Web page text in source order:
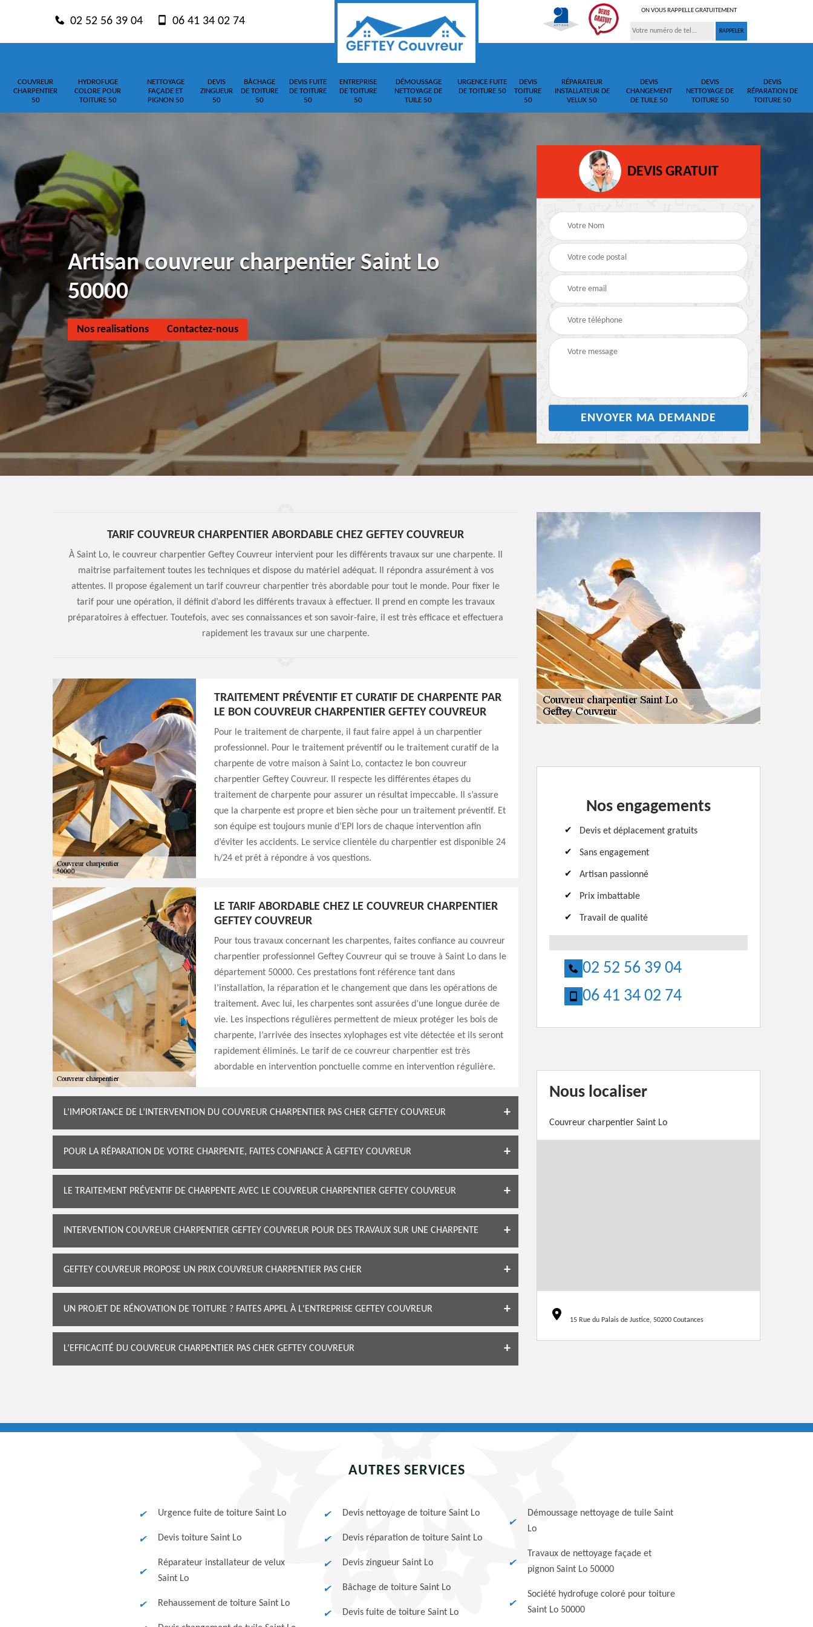
02 52 56 39 04 06 41 34 02 74
ON VOUS RAPPELLE GRATUITEMENT
COUVREUR
CHARPENTIER
50
HYDROFUGE
COLORE POUR
TOITURE 50
NETTOYAGE
FAÇADE ET
PIGNON 50
DEVIS
ZINGUEUR
50
BÂCHAGE
DE TOITURE
50
DEVIS FUITE
DE TOITURE
50
ENTREPRISE
DE TOITURE
50
DÉMOUSSAGE
NETTOYAGE DE
TUILE 50
URGENCE FUITE
DE TOITURE 50
DEVIS
TOITURE
50
RÉPARATEUR
INSTALLATEUR DE
VELUX 50
DEVIS
CHANGEMENT
DE TUILE 50
DEVIS
NETTOYAGE DE
TOITURE 50
DEVIS
RÉPARATION DE
TOITURE 50
Artisan couvreur charpentier Saint Lo
50000
Nos realisations Contactez-nous
DEVIS GRATUIT
TARIF COUVREUR CHARPENTIER ABORDABLE CHEZ GEFTEY COUVREUR
À Saint Lo, le couvreur charpentier Geftey Couvreur intervient pour les différents travaux sur une charpente. Il
maitrise parfaitement toutes les techniques et dispose du matériel adéquat. Il répondra assurément à vos
attentes. Il propose également un tarif couvreur charpentier très abordable pour tout le monde. Pour fixer le
tarif pour une opération, il définit d’abord les différents travaux à effectuer. Il prend en compte les travaux
préparatoires à effectuer. Toutefois, avec ses connaissances et son savoir-faire, il est très efficace et effectuera
rapidement les travaux sur une charpente.
TRAITEMENT PRÉVENTIF ET CURATIF DE CHARPENTE PAR
LE BON COUVREUR CHARPENTIER GEFTEY COUVREUR
Pour le traitement de charpente, il faut faire appel à un charpentier
professionnel. Pour le traitement préventif ou le traitement curatif de la
charpente de votre maison à Saint Lo, contactez le bon couvreur
charpentier Geftey Couvreur. Il respecte les différentes étapes du
traitement de charpente pour assurer un résultat impeccable. Il s’assure
que la charpente est propre et bien sèche pour un traitement préventif. Et
son équipe est toujours munie d’EPI lors de chaque intervention afin
d’éviter les accidents. Le service clientèle du charpentier est disponible 24
h/24 et prêt à répondre à vos questions.
LE TARIF ABORDABLE CHEZ LE COUVREUR CHARPENTIER
GEFTEY COUVREUR
Pour tous travaux concernant les charpentes, faites confiance au couvreur
charpentier professionnel Geftey Couvreur qui se trouve à Saint Lo dans le
département 50000. Ces prestations font référence tant dans
l’installation, la réparation et le changement que dans les opérations de
traitement. Avec lui, les charpentes sont assurées d’une longue durée de
vie. Les inspections régulières permettent de mieux protéger les bois de
charpente, l’arrivée des insectes xylophages est vite détectée et ils seront
rapidement éliminés. Le tarif de ce couvreur charpentier est très
abordable en intervention ponctuelle comme en intervention régulière.
L’IMPORTANCE DE L’INTERVENTION DU COUVREUR CHARPENTIER PAS CHER GEFTEY COUVREUR
POUR LA RÉPARATION DE VOTRE CHARPENTE, FAITES CONFIANCE À GEFTEY COUVREUR
LE TRAITEMENT PRÉVENTIF DE CHARPENTE AVEC LE COUVREUR CHARPENTIER GEFTEY COUVREUR
INTERVENTION COUVREUR CHARPENTIER GEFTEY COUVREUR POUR DES TRAVAUX SUR UNE CHARPENTE
GEFTEY COUVREUR PROPOSE UN PRIX COUVREUR CHARPENTIER PAS CHER
UN PROJET DE RÉNOVATION DE TOITURE ? FAITES APPEL À L'ENTREPRISE GEFTEY COUVREUR
L’EFFICACITÉ DU COUVREUR CHARPENTIER PAS CHER GEFTEY COUVREUR
Nos engagements
Devis et déplacement gratuits
Sans engagement
Artisan passionné
Prix imbattable
Travail de qualité
02 52 56 39 04
06 41 34 02 74
Nous localiser
Couvreur charpentier Saint Lo
15 Rue du Palais de Justice, 50200 Coutances
AUTRES SERVICES
Urgence fuite de toiture Saint Lo
Devis toiture Saint Lo
Réparateur installateur de velux
Saint Lo
Rehaussement de toiture Saint Lo
Devis nettoyage de toiture Saint Lo
Devis réparation de toiture Saint Lo
Devis zingueur Saint Lo
Bâchage de toiture Saint Lo
Devis fuite de toiture Saint Lo
Démoussage nettoyage de tuile Saint
Lo
Travaux de nettoyage façade et
pignon Saint Lo 50000
Société hydrofuge coloré pour toiture
Saint Lo 50000